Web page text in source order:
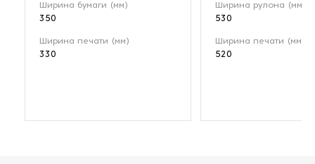
Ширина бумаги (мм)
350
Ширина печати (мм)
330
Ширина рулона (мм)
530
Ширина печати (мм)
520